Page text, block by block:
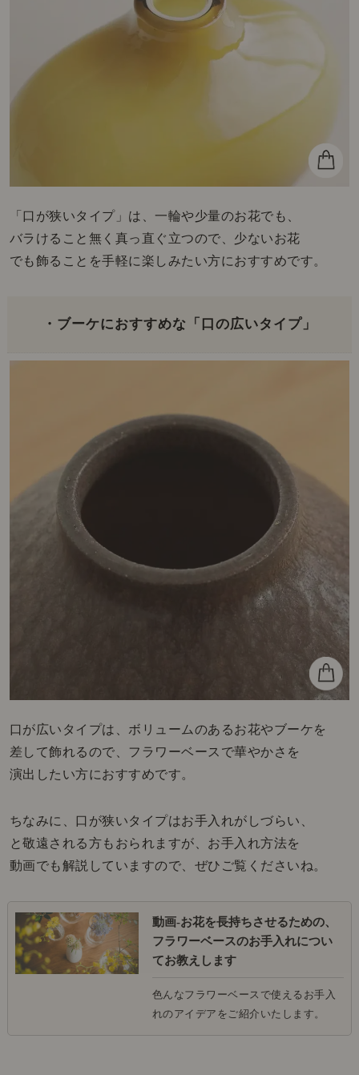
「口が狭いタイプ」は、一輪や少量のお花でも、
バラけること無く真っ直ぐ立つので、少ないお花
でも飾ることを手軽に楽しみたい方におすすめです。
・ブーケにおすすめな「口の広いタイプ」
口が広いタイプは、ボリュームのあるお花やブーケを
差して飾れるので、フラワーベースで華やかさを
演出したい方におすすめです。
ちなみに、口が狭いタイプはお手入れがしづらい、
と敬遠される方もおられますが、お手入れ方法を
動画でも解説していますので、ぜひご覧くださいね。
動画-お花を長持ちさせるための、
フラワーベースのお手入れについ
てお教えします
色んなフラワーベースで使えるお手入
れのアイデアをご紹介いたします。